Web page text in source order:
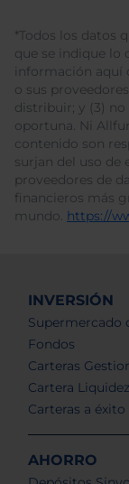
*Todos los datos
que se indique lo
información aquí
o sus
distribuir; y (3) no
oportuna. Ni
contenido son
surjan del uso de
proveedores de
financieros más
mundo. https://
INVERSIÓN
Supermercado
Fondos
Carteras
Cartera Liquidez
Carteras a éxito
AHORRO